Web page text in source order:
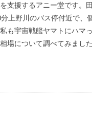
支援するアニー堂です。
上野川のバス停付近で、
も宇宙戦艦ヤマトにハマ
場について調べてみまし